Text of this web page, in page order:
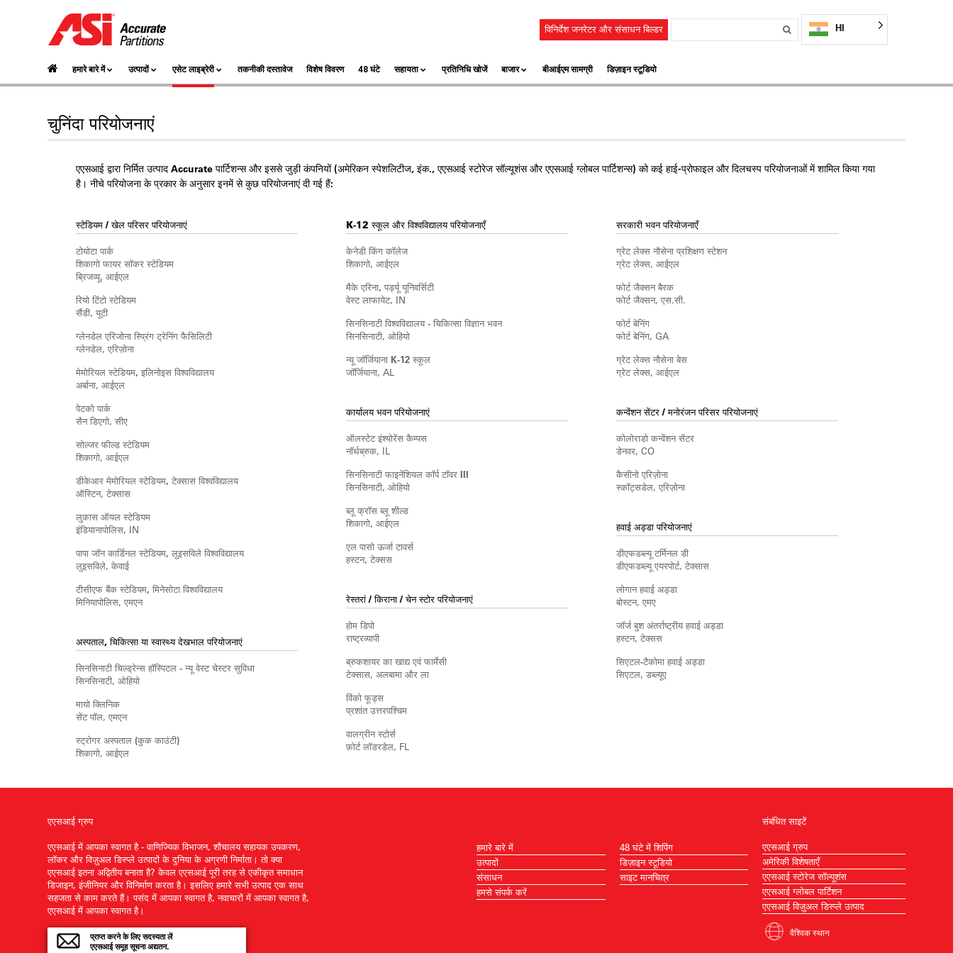
विनिर्देश जनरेटर और संसाधन बिल्डर HI
हमारे बारे में उत्पादों एसेट लाइब्रेरी तकनीकी दस्तावेज विशेष विवरण 48 घंटे सहायता प्रतिनिधि खोजें बाजार बीआईएम सामग्री डिज़ाइन स्टूडियो
चुनिंदा परियोजनाएं
एएसआई द्वारा निर्मित उत्पाद Accurate पार्टिशन्स और इससे जुड़ी कंपनियों (अमेरिकन स्पेशलिटीज, इंक., एएसआई स्टोरेज सॉल्यूशंस और एएसआई ग्लोबल पार्टिशन्स) को कई हाई-प्रोफाइल और दिलचस्प परियोजनाओं में शामिल किया गया
है। नीचे परियोजना के प्रकार के अनुसार इनमें से कुछ परियोजनाएं दी गई हैं:
स्टेडियम / खेल परिसर परियोजनाएं
टोयोटा पार्क
शिकागो फायर सॉकर स्टेडियम
ब्रिजव्यू, आईएल
रियो टिंटो स्टेडियम
सैंडी, यूटी
ग्लेनडेल एरिजोना स्प्रिंग ट्रेनिंग फैसिलिटी
ग्लेनडेल, एरिज़ोना
मेमोरियल स्टेडियम, इलिनोइस विश्वविद्यालय
अर्बाना, आईएल
पेटको पार्क
सैन डिएगो, सीए
सोल्जर फील्ड स्टेडियम
शिकागो, आईएल
डीकेआर मेमोरियल स्टेडियम, टेक्सास विश्वविद्यालय
ऑस्टिन, टेक्सास
लुकास ऑयल स्टेडियम
इंडियानापोलिस, IN
पापा जॉन कार्डिनल स्टेडियम, लुइसविले विश्वविद्यालय
लुइसविले, केवाई
टीसीएफ बैंक स्टेडियम, मिनेसोटा विश्वविद्यालय
मिनियापोलिस, एमएन
अस्पताल, चिकित्सा या स्वास्थ्य देखभाल परियोजनाएं
सिनसिनाटी चिल्ड्रेन्स हॉस्पिटल - न्यू वेस्ट चेस्टर सुविधा
सिनसिनाटी, ओहियो
मायो क्लिनिक
सेंट पॉल, एमएन
स्ट्रोगर अस्पताल (कुक काउंटी)
शिकागो, आईएल
K-12 स्कूल और विश्वविद्यालय परियोजनाएँ
केनेडी किंग कॉलेज
शिकागो, आईएल
मैके एरिना, पर्ड्यू यूनिवर्सिटी
वेस्ट लाफायेट, IN
सिनसिनाटी विश्वविद्यालय - चिकित्सा विज्ञान भवन
सिनसिनाटी, ओहियो
न्यू जॉर्जियाना K-12 स्कूल
जॉर्जियाना, AL
कार्यालय भवन परियोजनाएं
ऑलस्टेट इंश्योरेंस कैम्पस
नॉर्थब्रुक, IL
सिनसिनाटी फाइनेंशियल कॉर्प टॉवर III
सिनसिनाटी, ओहियो
ब्लू क्रॉस ब्लू शील्ड
शिकागो, आईएल
एल पासो ऊर्जा टावर्स
हस्टन, टेक्सस
रेस्तरां / किराना / चेन स्टोर परियोजनाएं
होम डिपो
राष्ट्रव्यापी
ब्रुकशायर का खाद्य एवं फार्मेसी
टेक्सास, अलबामा और ला
विंको फूड्स
प्रशांत उत्तरपश्चिम
वालग्रीन स्टोर्स
फ़ोर्ट लॉडरडेल, FL
सरकारी भवन परियोजनाएँ
ग्रेट लेक्स नौसेना प्रशिक्षण स्टेशन
ग्रेट लेक्स, आईएल
फोर्ट जैक्सन बैरक
फोर्ट जैक्सन, एस.सी.
फोर्ट बेनिंग
फोर्ट बेनिंग, GA
ग्रेट लेक्स नौसेना बेस
ग्रेट लेक्स, आईएल
कन्वेंशन सेंटर / मनोरंजन परिसर परियोजनाएं
कोलोराडो कन्वेंशन सेंटर
डेनवर, CO
कैसीनो एरिज़ोना
स्कॉट्सडेल, एरिज़ोना
हवाई अड्डा परियोजनाएं
डीएफडब्ल्यू टर्मिनल डी
डीएफडब्ल्यू एयरपोर्ट, टेक्सास
लोगान हवाई अड्डा
बोस्टन, एमए
जॉर्ज बुश अंतर्राष्ट्रीय हवाई अड्डा
हस्टन, टेक्सस
सिएटल-टैकोमा हवाई अड्डा
सिएटल, डब्ल्यूए
एएसआई ग्रुप
एएसआई में आपका स्वागत है - वाणिज्यिक विभाजन, शौचालय सहायक उपकरण,
लॉकर और विज़ुअल डिस्प्ले उत्पादों के दुनिया के अग्रणी निर्माता। तो क्या
एएसआई इतना अद्वितीय बनाता है? केवल एएसआई पूरी तरह से एकीकृत समाधान
डिजाइन, इंजीनियर और विनिर्माण करता है। इसलिए हमारे सभी उत्पाद एक साथ
सहजता से काम करते हैं। पसंद में आपका स्वागत है, नवाचारों में आपका स्वागत है,
एएसआई में आपका स्वागत है।
प्राप्त करने के लिए सदस्यता लें
एएसआई समूह सूचना अद्यतन.
हमारे बारे में
उत्पादों
संसाधन
हमसे संपर्क करें
48 घंटे में शिपिंग
डिज़ाइन स्टूडियो
साइट मानचित्र
संबंधित साइटें
एएसआई ग्रुप
अमेरिकी विशेषताएँ
एएसआई स्टोरेज सॉल्यूशंस
एएसआई ग्लोबल पार्टिशन
एएसआई विज़ुअल डिस्प्ले उत्पाद
वैश्विक स्थान